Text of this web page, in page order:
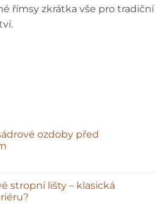
římsy zkrátka vše pro tradiční
ozdoby před
stropní lišty – klasická